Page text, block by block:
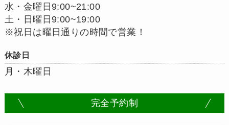
水・金曜日9:00~21:00
土・日曜日9:00~19:00
※祝日は曜日通りの時間で営業！
休診日
月・木曜日
完全予約制